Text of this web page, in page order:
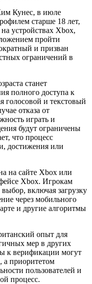
Кунес, в июле
старше 18 лет,
устройствах Xbox,
пройти
и призван
ограничений в
станет
полного доступа к
и текстовый
отказа от
играть и
будут ограничены
что процесс
достижения или
на сайте Xbox или
Xbox. Игрокам
включая загрузку
через мобильного
и другие алгоритмы
опыт для
мер в других
к верификации могут
а приоритетом
пользователей и
процесс.